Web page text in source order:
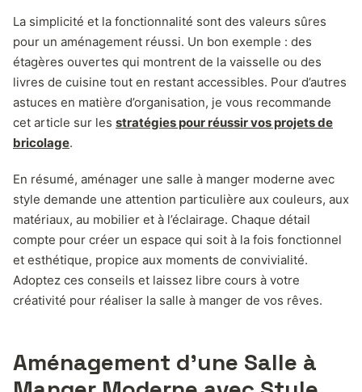
La simplicité et la fonctionnalité sont des valeurs sûres
pour un aménagement réussi. Un bon exemple : des
étagères ouvertes qui montrent de la vaisselle ou des
livres de cuisine tout en restant accessibles. Pour d’autres
astuces en matière d’organisation, je vous recommande
cet article sur les stratégies pour réussir vos projets de
bricolage.
En résumé, aménager une salle à manger moderne avec
style demande une attention particulière aux couleurs, aux
matériaux, au mobilier et à l’éclairage. Chaque détail
compte pour créer un espace qui soit à la fois fonctionnel
et esthétique, propice aux moments de convivialité.
Adoptez ces conseils et laissez libre cours à votre
créativité pour réaliser la salle à manger de vos rêves.
Aménagement d’une Salle à